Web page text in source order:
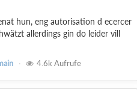
hun, eng autorisation d ecercer
allerdings gin do leider vill
4.6k Aufrufe